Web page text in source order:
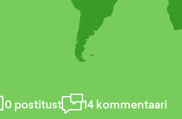
0postitust 14kommentaari